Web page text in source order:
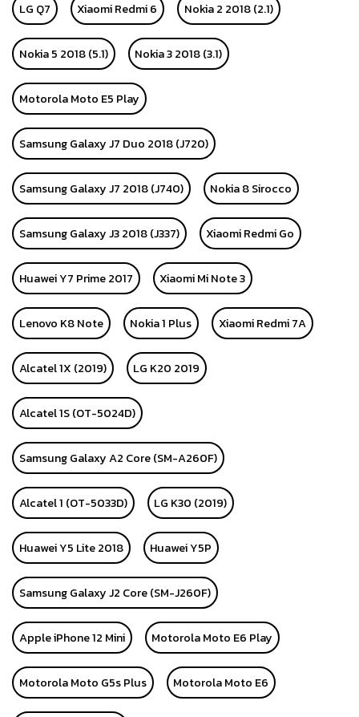
LG Q7 Xiaomi Redmi 6 Nokia 2 2018 (2.1)
Nokia 5 2018 (5.1) Nokia 3 2018 (3.1)
Motorola Moto E5 Play
Samsung Galaxy J7 Duo 2018 (J720)
Samsung Galaxy J7 2018 (J740) Nokia 8 Sirocco
Samsung Galaxy J3 2018 (J337) Xiaomi Redmi Go
Huawei Y7 Prime 2017 Xiaomi Mi Note 3
Lenovo K8 Note Nokia 1 Plus Xiaomi Redmi 7A
Alcatel 1X (2019) LG K20 2019
Alcatel 1S (OT-5024D)
Samsung Galaxy A2 Core (SM-A260F)
Alcatel 1 (OT-5033D) LG K30 (2019)
Huawei Y5 Lite 2018 Huawei Y5P
Samsung Galaxy J2 Core (SM-J260F)
Apple iPhone 12 Mini Motorola Moto E6 Play
Motorola Moto G5s Plus Motorola Moto E6